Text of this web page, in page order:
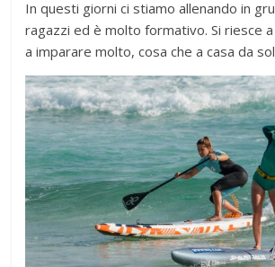
In questi giorni ci stiamo allenando in
ragazzi ed è molto formativo. Si riesce
a imparare molto, cosa che a casa da